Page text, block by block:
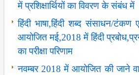
में प्रशिक्षार्थियों का विवरण के संबंध में
हिंदी भाषा,हिंदी शब्द संसाधन/टंकण
आयोजित मई,2018 में हिंदी
का परीक्षा परिणाम
नवम्बर 2018 में आयोजित की जाने